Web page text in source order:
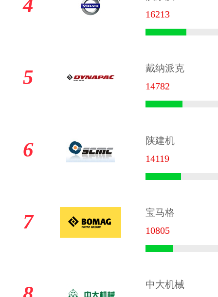
4
16213
5
戴纳派克
14782
6
陕建机
14119
7
宝马格
10805
中大机械